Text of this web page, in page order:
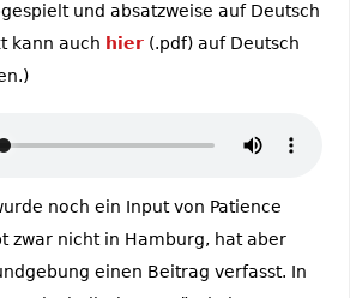
und absatzweise auf Deutsch
kann auch hier(.pdf) auf Deutsch
noch ein Input von Patience
zwar nicht in Hamburg, hat aber
einen Beitrag verfasst. In